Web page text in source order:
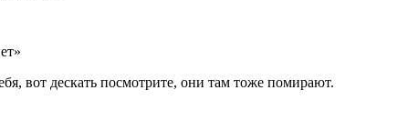
вот дескать посмотрите, они там тоже помирают.